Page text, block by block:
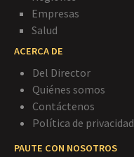
Empresas
Salud
ACERCA DE
Del Director
Quiénes somos
Contáctenos
Política de privacidad
PAUTE CON NOSOTROS